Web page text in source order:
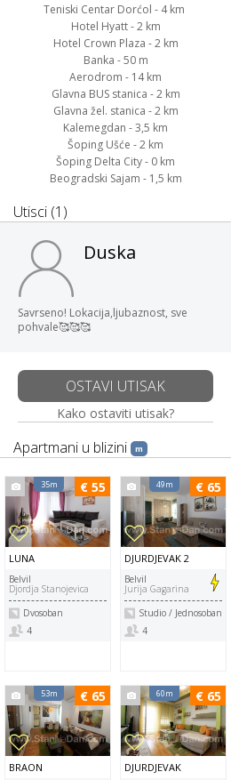
Teniski Centar Dorćol - 4 km
Hotel Hyatt - 2 km
Hotel Crown Plaza - 2 km
Banka - 50 m
Aerodrom - 14 km
Glavna BUS stanica - 2 km
Glavna žel. stanica - 2 km
Kalemegdan - 3,5 km
Šoping Ušće - 2 km
Šoping Delta City - 0 km
Beogradski Sajam - 1,5 km
Utisci (1)
Duska
Savrseno! Lokacija,ljubaznost, sve
pohvale🥰🥰🥰
OSTAVI UTISAK
Kako ostaviti utisak?
Apartmani u blizini m
35m
LUNA
Belvil
Djordja Stanojevica
Dvosoban
4
€ 55 49m
DJURDJEVAK 2
Belvil
Jurija Gagarina
Studio / Jednosoban
4
€ 65
53m
BRAON
€ 65 60m
DJURDJEVAK
€ 65